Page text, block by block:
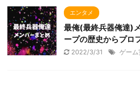
エンタメ
最俺(最終兵器俺達)
ープの歴史からプロ
2022/3/31 ゲーム